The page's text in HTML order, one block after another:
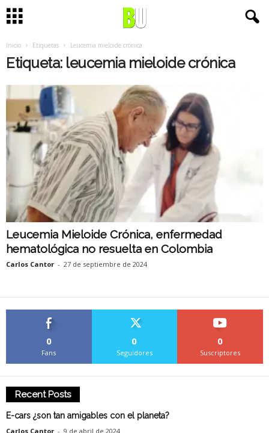
Inicio Etiquetas Leucemia mieloide crónica
Etiqueta: leucemia mieloide crónica
Leucemia Mieloide Crónica, enfermedad
hematológica no resuelta en Colombia
Carlos Cantor - 27 de septiembre de 2024
0
Fans
0
Seguidores
0
Suscriptores
Recent Posts
E-cars ¿son tan amigables con el planeta?
Carlos Cantor - 9 de abril de 2024